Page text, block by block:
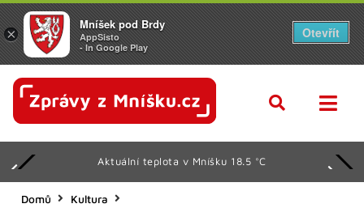
Aktuální teplota v Mníšku 18.5 °C
Domů
Kultura
×
Mníšek pod Brdy
AppSisto
- In Google Play
Otevřít